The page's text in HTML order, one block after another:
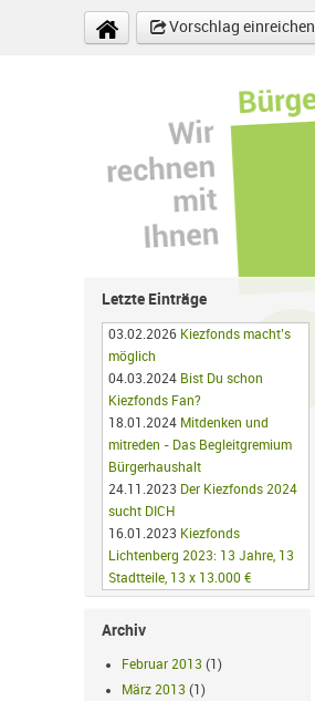
Vorschlag einreichen
Letzte Einträge
03.02.2026 Kiezfonds macht’s
möglich
04.03.2024 Bist Du schon
Kiezfonds Fan?
18.01.2024 Mitdenken und
mitreden - Das Begleitgremium
Bürgerhaushalt
24.11.2023 Der Kiezfonds 2024
sucht DICH
16.01.2023 Kiezfonds
Lichtenberg 2023: 13 Jahre, 13
Stadtteile, 13 x 13.000 €
Archiv
Februar 2013 (1)
März 2013 (1)